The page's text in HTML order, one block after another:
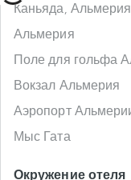
Каньяда, Альмерия
Альмерия
Поле для гольфа
Вокзал Альмерия
Аэропорт
Мыс Гата
Окружение отеля